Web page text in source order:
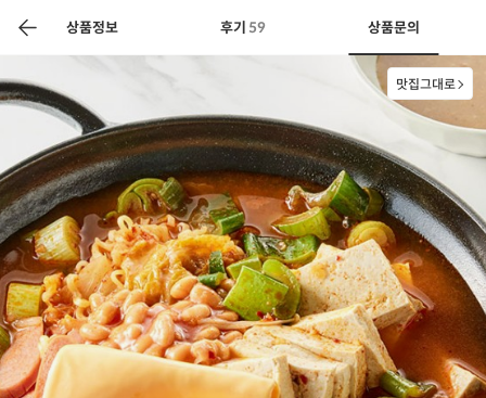
상품정보 후기 59 상품문의
공인 농축산물할인 찬들마루 주문/배송 고객센터
맛집그대로